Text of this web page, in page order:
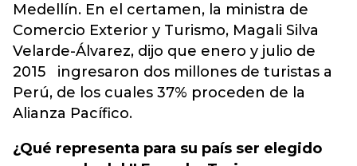
Medellín. En el certamen, la ministra de
Comercio Exterior y Turismo, Magali Silva
Velarde-Álvarez, dijo que enero y julio de
2015 ingresaron dos millones de turistas a
Perú, de los cuales 37% proceden de la
Alianza Pacífico.
¿Qué representa para su país ser elegido